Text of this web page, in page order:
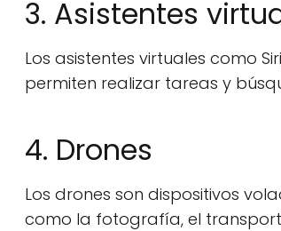
3. Asistentes
Los asistentes virtuales como
permiten realizar tareas y
4. Drones
Los drones son dispositivos
como la fotografía, el